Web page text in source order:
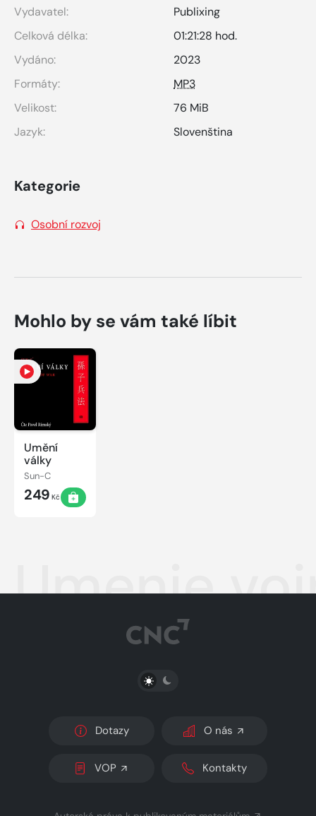
Vydavatel:
Publixing
Celková délka:
01:21:28 hod.
Vydáno:
2023
Formáty:
MP3
Velikost:
76 MiB
Jazyk:
Slovenština
Kategorie
Osobní rozvoj
Mohlo by se vám také líbit
Umění
války
Sun-C
249 Kč
Umenie
PŘEPNOUT SVĚTLÝ/TMAVÝ REŽIM
Dotazy O nás
VOP Kontakty